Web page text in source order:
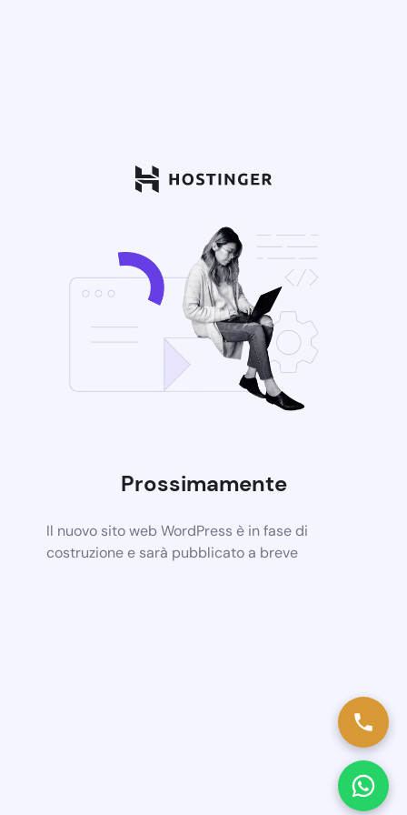
Prossimamente
Il nuovo sito web WordPress è in fase di
costruzione e sarà pubblicato a breve